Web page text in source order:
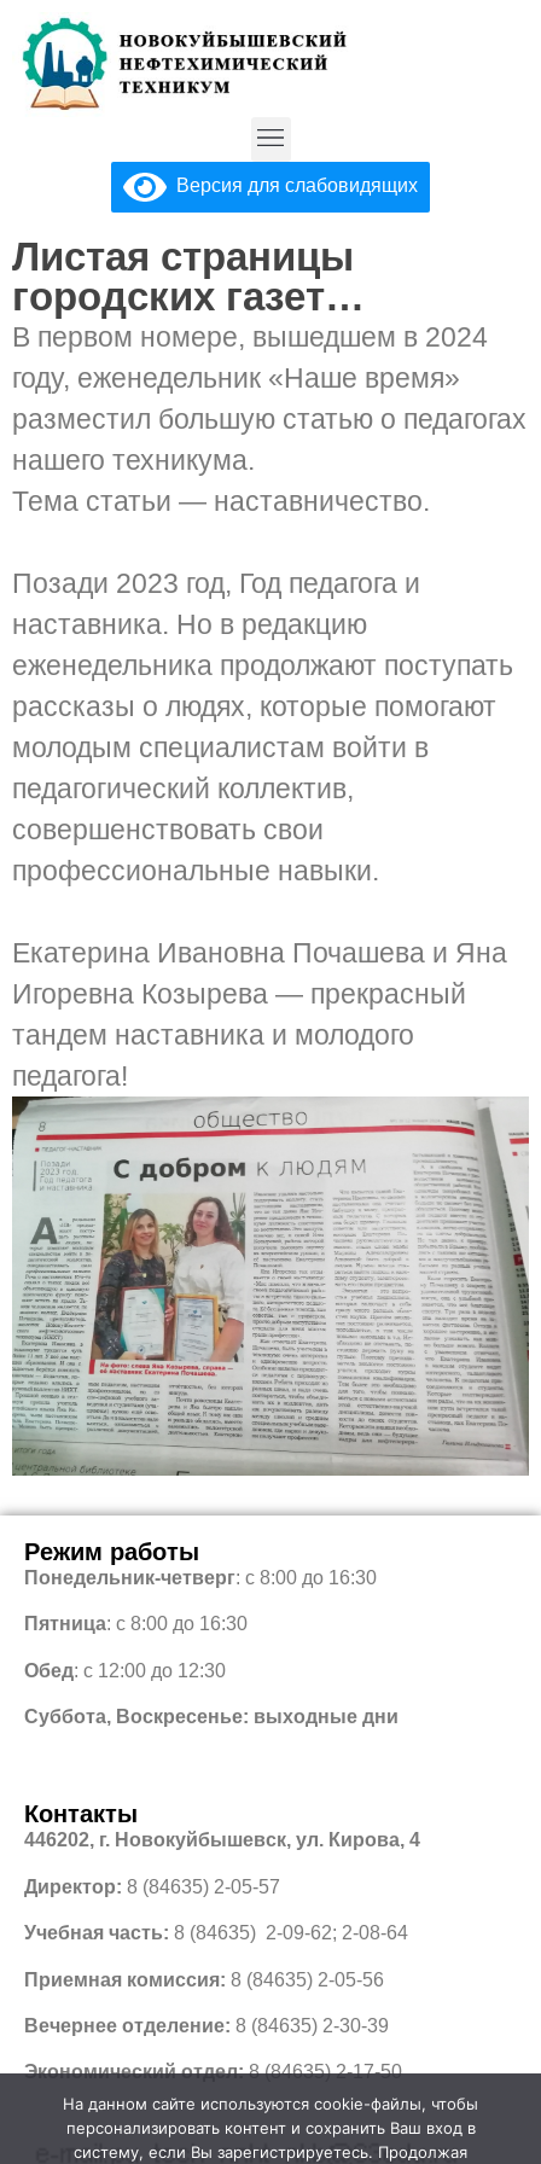
Версия для слабовидящих
Листая страницы
городских газет…
В первом номере, вышедшем в 2024
году, еженедельник «Наше время»
разместил большую статью о педагогах
нашего техникума.
Тема статьи — наставничество.
Позади 2023 год, Год педагога и
наставника. Но в редакцию
еженедельника продолжают поступать
рассказы о людях, которые помогают
молодым специалистам войти в
педагогический коллектив,
совершенствовать свои
профессиональные навыки.
Екатерина Ивановна Почашева и Яна
Игоревна Козырева — прекрасный
тандем наставника и молодого
педагога!
Режим работы
Понедельник-четверг: с 8:00 до 16:30
Пятница: с 8:00 до 16:30
Обед: с 12:00 до 12:30
Суббота, Воскресенье: выходные дни
Контакты
446202, г. Новокуйбышевск, ул. Кирова, 4
Директор: 8 (84635) 2-05-57
Учебная часть: 8 (84635) 2-09-62; 2-08-64
Приемная комиссия: 8 (84635) 2-05-56
Вечернее отделение: 8 (84635) 2-30-39
Экономический отдел:8 (84635) 2-17-50
На данном сайте используются cookie-файлы, чтобы
персонализировать контент и сохранить Ваш вход в
систему, если Вы зарегистрируетесь. Продолжая